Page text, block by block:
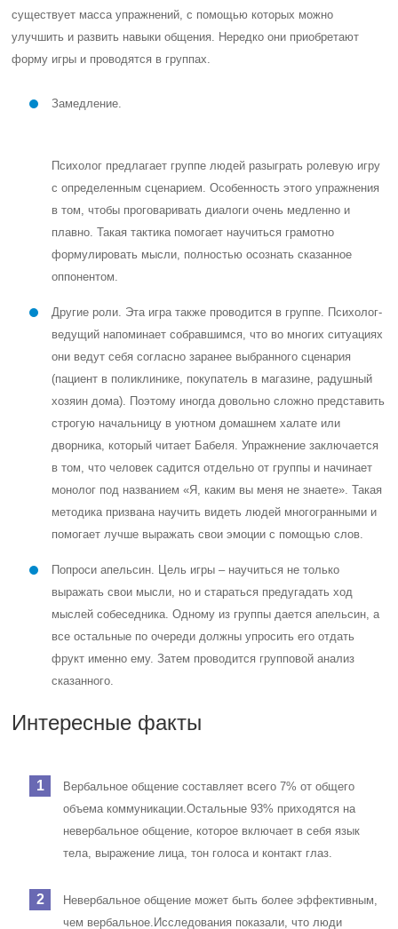
существует масса упражнений, с помощью которых можно
улучшить и развить навыки общения. Нередко они приобретают
форму игры и проводятся в группах.
Замедление.
Психолог предлагает группе людей разыграть ролевую игру
с определенным сценарием. Особенность этого упражнения
в том, чтобы проговаривать диалоги очень медленно и
плавно. Такая тактика помогает научиться грамотно
формулировать мысли, полностью осознать сказанное
оппонентом.
Другие роли. Эта игра также проводится в группе. Психолог-
ведущий напоминает собравшимся, что во многих ситуациях
они ведут себя согласно заранее выбранного сценария
(пациент в поликлинике, покупатель в магазине, радушный
хозяин дома). Поэтому иногда довольно сложно представить
строгую начальницу в уютном домашнем халате или
дворника, который читает Бабеля. Упражнение заключается
в том, что человек садится отдельно от группы и начинает
монолог под названием «Я, каким вы меня не знаете». Такая
методика призвана научить видеть людей многогранными и
помогает лучше выражать свои эмоции с помощью слов.
Попроси апельсин. Цель игры – научиться не только
выражать свои мысли, но и стараться предугадать ход
мыслей собеседника. Одному из группы дается апельсин, а
все остальные по очереди должны упросить его отдать
фрукт именно ему. Затем проводится групповой анализ
сказанного.
Интересные факты
Вербальное общение составляет всего 7% от общего
объема коммуникации.Остальные 93% приходятся на
невербальное общение, которое включает в себя язык
тела, выражение лица, тон голоса и контакт глаз.
Невербальное общение может быть более эффективным,
чем вербальное. Исследования показали, что люди